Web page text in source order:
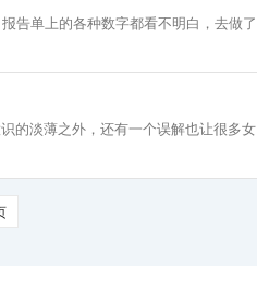
告单上的各种数字都看不明白，去做了
的淡薄之外，还有一个误解也让很多女